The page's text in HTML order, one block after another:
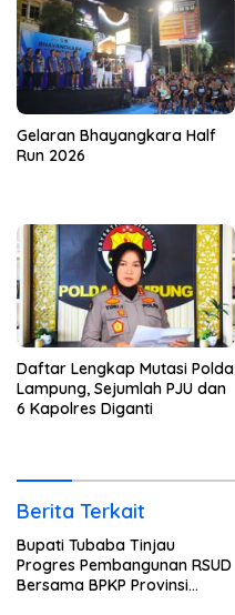
Gelaran Bhayangkara Half
Run 2026
Daftar Lengkap Mutasi Polda
Lampung, Sejumlah PJU dan
6 Kapolres Diganti
Berita Terkait
Bupati Tubaba Tinjau
Progres Pembangunan RSUD
Bersama BPKP Provinsi